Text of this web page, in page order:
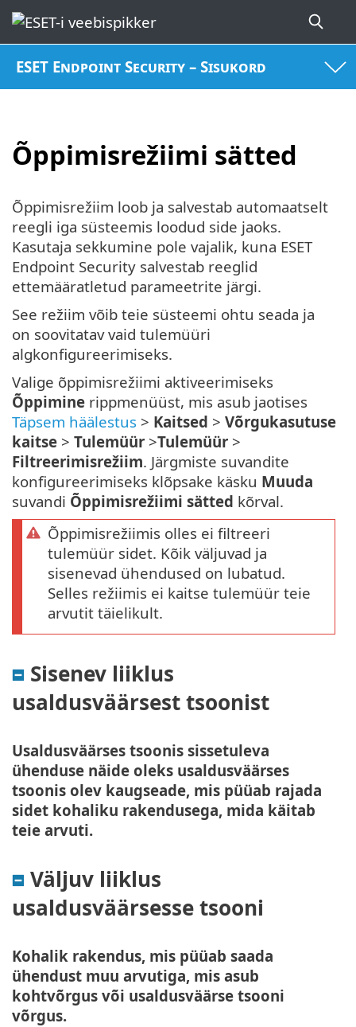
ESET Endpoint Security – Sisukord
Õppimisrežiimi sätted
Õppimisrežiim loob ja salvestab automaatselt
reegli iga süsteemis loodud side jaoks.
Kasutaja sekkumine pole vajalik, kuna ESET
Endpoint Security salvestab reeglid
ettemääratletud parameetrite järgi.
See režiim võib teie süsteemi ohtu seada ja
on soovitatav vaid tulemüüri
algkonfigureerimiseks.
Valige õppimisrežiimi aktiveerimiseks
Õppimine rippmenüüst, mis asub jaotises
Täpsem häälestus > Kaitsed > Võrgukasutuse
kaitse > Tulemüür >Tulemüür >
Filtreerimisrežiim. Järgmiste suvandite
konfigureerimiseks klõpsake käsku Muuda
suvandi Õppimisrežiimi sätted kõrval.
Õppimisrežiimis olles ei filtreeri
tulemüür sidet. Kõik väljuvad ja
sisenevad ühendused on lubatud.
Selles režiimis ei kaitse tulemüür teie
arvutit täielikult.
Sisenev liiklus
usaldusväärsest tsoonist
Usaldusväärses tsoonis sissetuleva
ühenduse näide oleks usaldusväärses
tsoonis olev kaugseade, mis püüab rajada
sidet kohaliku rakendusega, mida käitab
teie arvuti.
Väljuv liiklus
usaldusväärsesse tsooni
Kohalik rakendus, mis püüab saada
ühendust muu arvutiga, mis asub
kohtvõrgus või usaldusväärse tsooni
võrgus.